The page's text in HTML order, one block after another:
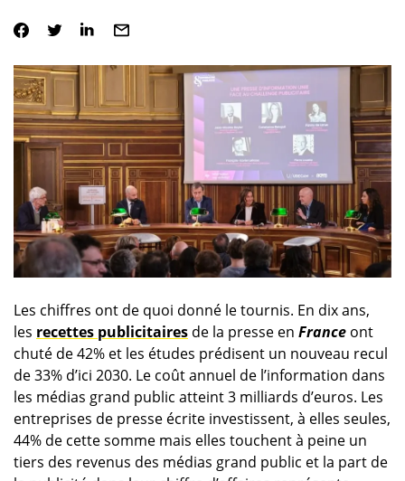
Les chiffres ont de quoi donné le tournis. En dix ans,
les recettes publicitairesde la presse en Franceont
chuté de 42% et les études prédisent un nouveau recul
de 33% d’ici 2030. Le coût annuel de l’information dans
les médias grand public atteint 3 milliards d’euros. Les
entreprises de presse écrite investissent, à elles seules,
44% de cette somme mais elles touchent à peine un
tiers des revenus des médias grand public et la part de